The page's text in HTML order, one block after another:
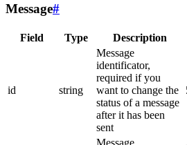
Message#
Field Type Description
id string
Message
identificator,
required if you
want to change the
status of a message
after it has been
sent
Message